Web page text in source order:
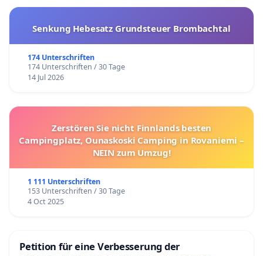
Senkung Hebesatz Grundsteuer Brombachtal
174 Unterschriften
174 Unterschriften / 30 Tage
14 Jul 2026
Zerstören Sie nicht Finnlands besten
Campingplatz, Ounaskoski Camping in Rovaniemi –
NEIN zum Umzug!
1 111 Unterschriften
153 Unterschriften / 30 Tage
4 Oct 2025
Petition für eine Verbesserung der